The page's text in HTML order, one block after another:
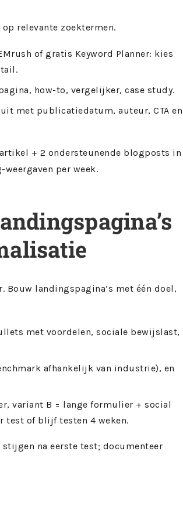
relevante zoektermen.
of gratis Keyword Planner: kies
how-to, vergelijker, case study.
met publicatiedatum, auteur, CTA en
+ 2 ondersteunende blogposts in
per week.
Bouw landingspagina’s met één doel,
met voordelen, sociale bewijslast,
afhankelijk van industrie), en
variant B = lange formulier + social
test of blijf testen 4 weken.
na eerste test; documenteer